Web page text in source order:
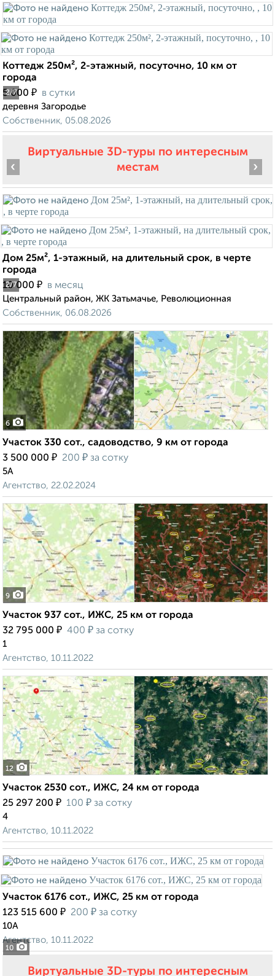
2/7
Коттедж 250м², 2-этажный, посуточно, 10 км от
города
5 000 ₽ в сутки
деревня Загородье
Собственник, 05.08.2026
Виртуальные 3D-туры по интересным
местам
2/7
‹ ›
Дом 25м², 1-этажный, на длительный срок, в черте
города
10 000 ₽ в месяц
Центральный район, ЖК Затьмачье, Революционная
Собственник, 06.08.2026
6
Участок 330 сот., садоводство, 9 км от города
3 500 000 ₽ 200 ₽ за сотку
5А
Агентство, 22.02.2024
9
Участок 937 сот., ИЖС, 25 км от города
32 795 000 ₽ 400 ₽ за сотку
1
Агентство, 10.11.2022
12
Участок 2530 сот., ИЖС, 24 км от города
25 297 200 ₽ 100 ₽ за сотку
4
Агентство, 10.11.2022
10
Участок 6176 сот., ИЖС, 25 км от города
123 515 600 ₽ 200 ₽ за сотку
10А
Агентство, 10.11.2022
Виртуальные 3D-туры по интересным